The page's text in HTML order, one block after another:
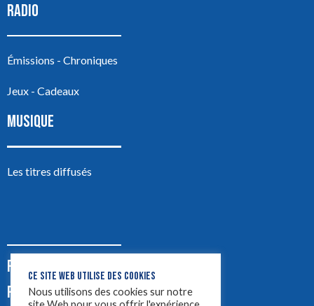
RADIO
Émissions - Chroniques
Jeux - Cadeaux
MUSIQUE
Les titres diffusés
PODCASTS
PUB
CE SITE WEB UTILISE DES COOKIES
Nous utilisons des cookies sur notre